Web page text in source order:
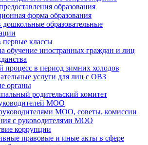
образования
форма образования
образовательные
классы
обучение иностранных граждан и лиц
процесс в период зимних холодов
услуги для лиц с ОВЗ
органы
родительский комитет
МОО
МОО, советы, комиссии
с руководителями МОО
коррупции
правовые и иные акты в сфере